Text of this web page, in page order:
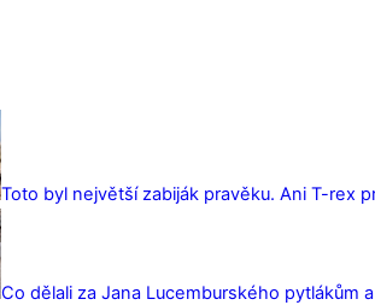
Toto byl největší zabiják pravěku. Ani T-rex
Co dělali za Jana Lucemburského pytlákům